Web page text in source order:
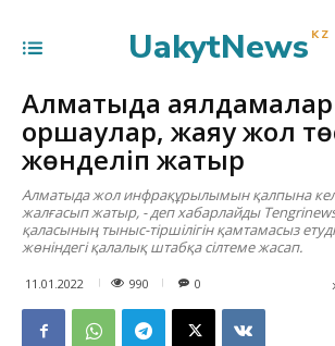
UakytNews KZ
Алматыда
қоршаулар, жаяу жол
жөнделіп жатыр
Алматыда жол инфрақұрылымын қалпына
жалғасып жатыр, - деп хабарлайды
қаласының тыныс-тіршілігін қамтамасыз
жөніндегі қалалық штабқа сілтеме жасап.
11.01.2022 990 0